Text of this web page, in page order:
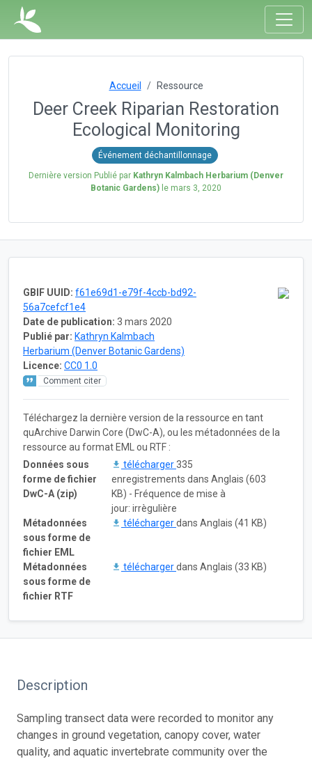
Accueil Ressource
Deer Creek Riparian Restoration
Ecological Monitoring
Événement déchantillonnage
Dernière version Publié par Kathryn Kalmbach Herbarium (Denver
Botanic Gardens) le mars 3, 2020
GBIF UUID: f61e69d1-e79f-4ccb-bd92-
56a7cefcf1e4
Date de publication: 3 mars 2020
Publié par: Kathryn Kalmbach
Herbarium (Denver Botanic Gardens)
Licence: CC0 1.0
Comment citer
Téléchargez la dernière version de la ressource en tant
quArchive Darwin Core (DwC-A), ou les métadonnées de la
ressource au format EML ou RTF :
Données sous
forme de fichier
DwC-A (zip)
télécharger335
enregistrements dans Anglais (603
KB) - Fréquence de mise à
jour: irrègulière
Métadonnées
sous forme de
fichier EML
téléchargerdans Anglais (41 KB)
Métadonnées
sous forme de
fichier RTF
téléchargerdans Anglais (33 KB)
Description
Sampling transect data were recorded to monitor any
changes in ground vegetation, canopy cover, water
quality, and aquatic invertebrate community over the